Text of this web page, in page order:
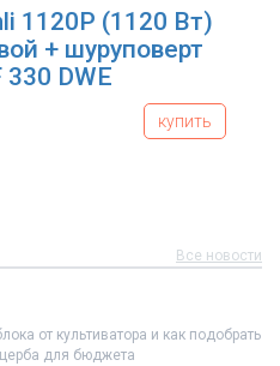
1120P (1120 Вт)
+ шуруповерт
330 DWE
купить
Все новости
от культиватора и как подобрать
для бюджета